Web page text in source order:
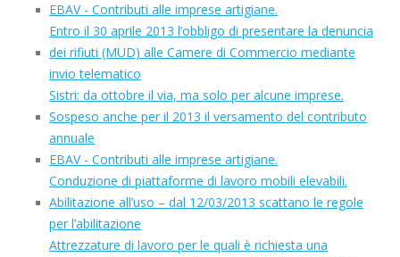
EBAV - Contributi alle imprese artigiane.
Entro il 30 aprile 2013 l’obbligo di presentare la denuncia
dei rifiuti (MUD) alle Camere di Commercio mediante
invio telematico
Sistri: da ottobre il via, ma solo per alcune imprese.
Sospeso anche per il 2013 il versamento del contributo
annuale
EBAV - Contributi alle imprese artigiane.
Conduzione di piattaforme di lavoro mobili elevabili.
Abilitazione all’uso – dal 12/03/2013 scattano le regole
per l’abilitazione
Attrezzature di lavoro per le quali è richiesta una